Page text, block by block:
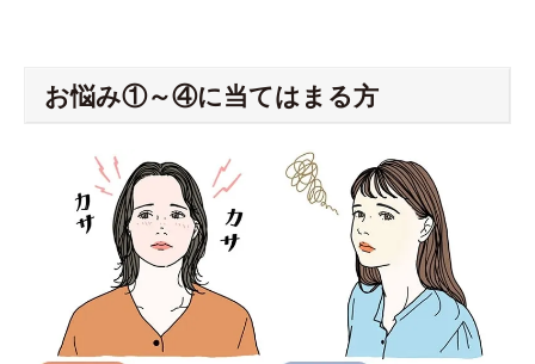
お悩み①～④に当てはまる方